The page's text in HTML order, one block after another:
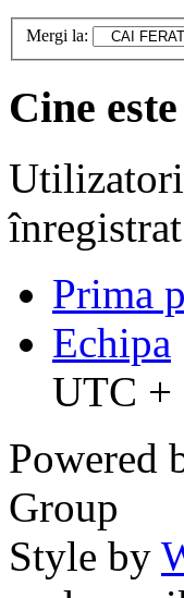
Mergi la:
Cine
Prima
Echipa
UTC +
Powered
Group
Style by